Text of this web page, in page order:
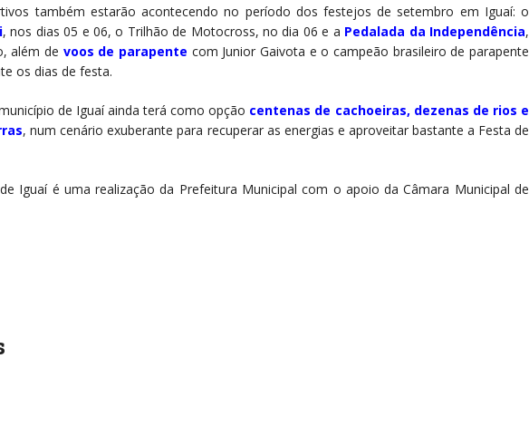
também estarão acontecendo no período dos festejos de setembro em Iguaí: o
, nos dias 05 e 06, o Trilhão de Motocross, no dia 06 e a Pedalada da Independência,
além de voos de parapente com Junior Gaivota e o campeão brasileiro de parapente
os dias de festa.
de Iguaí ainda terá como opção centenas de cachoeiras, dezenas de rios e
, num cenário exuberante para recuperar as energias e aproveitar bastante a Festa de
Iguaí é uma realização da Prefeitura Municipal com o apoio da Câmara Municipal de